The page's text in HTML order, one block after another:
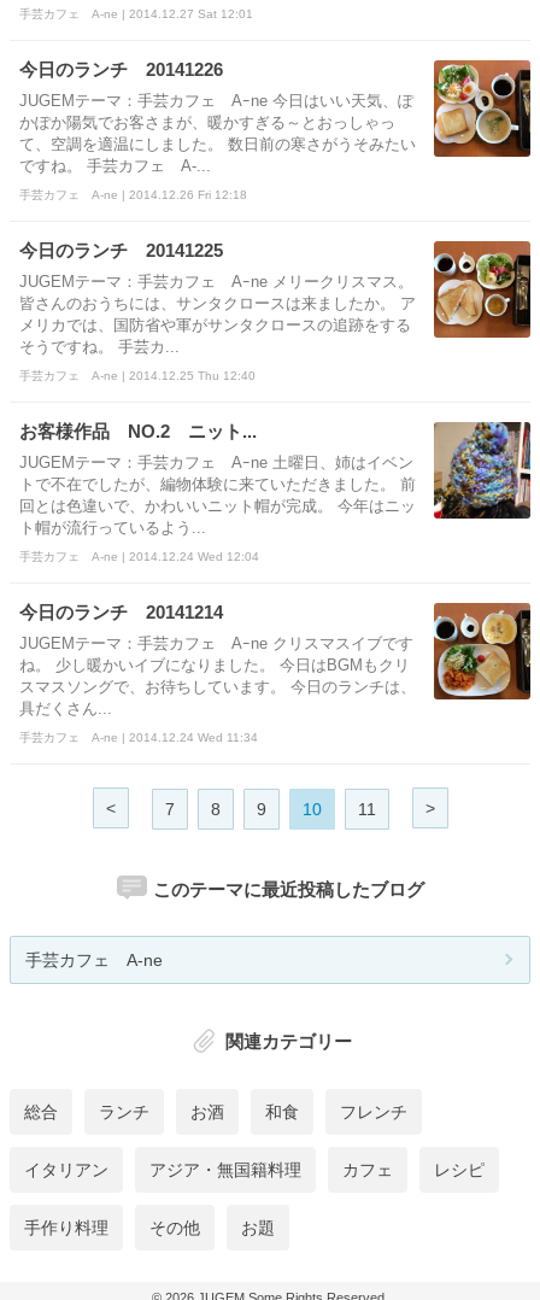
手芸カフェ A-ne | 2014.12.27 Sat 12:01
今日のランチ 20141226
JUGEMテーマ：手芸カフェ Aｰne 今日はいい天気、ぽ
かぽか陽気でお客さまが、暖かすぎる～とおっしゃっ
て、空調を適温にしました。 数日前の寒さがうそみたい
ですね。 手芸カフェ A-...
手芸カフェ A-ne | 2014.12.26 Fri 12:18
今日のランチ 20141225
JUGEMテーマ：手芸カフェ Aｰne メリークリスマス。
皆さんのおうちには、サンタクロースは来ましたか。 ア
メリカでは、国防省や軍がサンタクロースの追跡をする
そうですね。 手芸カ...
手芸カフェ A-ne | 2014.12.25 Thu 12:40
お客様作品 NO.2 ニット...
JUGEMテーマ：手芸カフェ Aｰne 土曜日、姉はイベン
トで不在でしたが、編物体験に来ていただきました。 前
回とは色違いで、かわいいニット帽が完成。 今年はニッ
ト帽が流行っているよう...
手芸カフェ A-ne | 2014.12.24 Wed 12:04
今日のランチ 20141214
JUGEMテーマ：手芸カフェ Aｰne クリスマスイブです
ね。 少し暖かいイブになりました。 今日はBGMもクリ
スマスソングで、お待ちしています。 今日のランチは、
具だくさん...
手芸カフェ A-ne | 2014.12.24 Wed 11:34
< 7 8 9 10 11 >
このテーマに最近投稿したブログ
手芸カフェ A-ne
関連カテゴリー
総合 ランチ お酒 和食 フレンチ
イタリアン アジア・無国籍料理 カフェ レシピ
手作り料理 その他 お題
© 2026 JUGEM Some Rights Reserved.